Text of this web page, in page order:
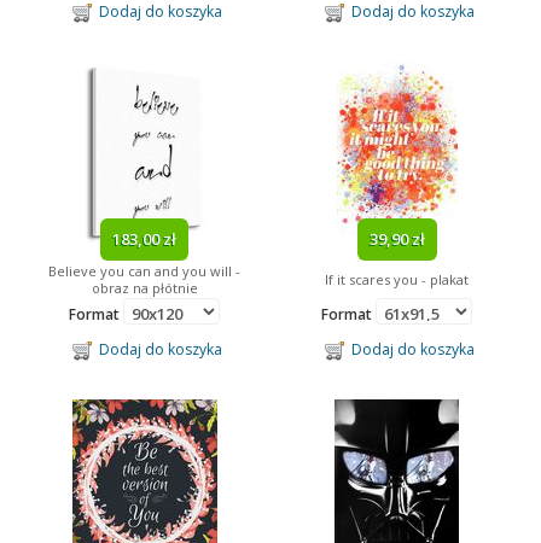
Dodaj do koszyka Dodaj do koszyka
183,00 zł
Believe you can and you will -
obraz na płótnie
Format
Dodaj do koszyka
39,90 zł
If it scares you - plakat
Format
Dodaj do koszyka